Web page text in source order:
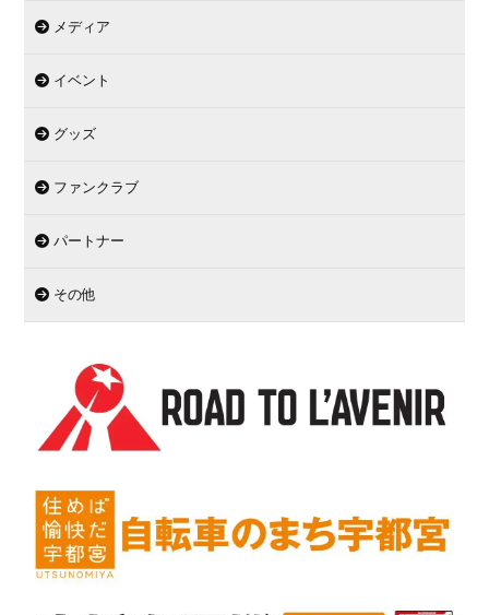
メディア
イベント
グッズ
ファンクラブ
パートナー
その他